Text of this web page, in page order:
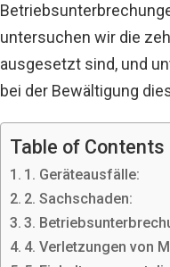
untersuchen wir die
ausgesetzt sind, und
bei der Bewältigung
Table of Contents
1. Geräteausfälle:
2. Sachschaden:
3.
4. Verletzungen von